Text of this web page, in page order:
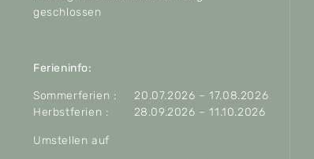
geschlossen
Ferieninfo:
Sommerferien : 20.07.2026 – 17.08.2026
Herbstferien : 28.09.2026 – 11.10.2026
Umstellen auf